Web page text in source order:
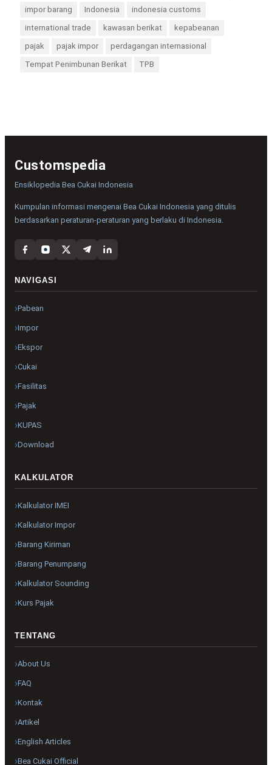
impor barang
Indonesia
indonesia customs
international trade
kawasan berikat
kepabeanan
pajak
pajak impor
perdagangan internasional
Tempat Penimbunan Berikat
TPB
Customspedia
Ensiklopedia Bea Cukai Indonesia
Kumpulan informasi mengenai Bea Cukai Indonesia yang ditulis
berdasarkan peraturan-peraturan yang berlaku di Indonesia.
NAVIGASI
Pabean
Impor
Ekspor
Cukai
Fasilitas
Pajak
KUPAS
Download
KALKULATOR
Kalkulator IMEI
Kalkulator Impor
Barang Kiriman
Barang Penumpang
Kalkulator Sounding
Kurs Pajak
TENTANG
About Us
FAQ
Kontak
Artikel
English Articles
Bea Cukai Official